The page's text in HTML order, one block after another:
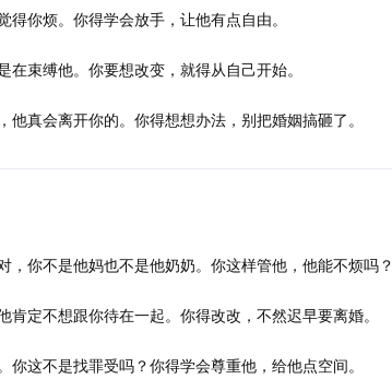
你烦。你得学会放手，让他有点自由。
束缚他。你要想改变，就得从自己开始。
真会离开你的。你得想想办法，别把婚姻搞砸了。
你不是他妈也不是他奶奶。你这样管他，他能不烦吗？
定不想跟你待在一起。你得改改，不然迟早要离婚。
这不是找罪受吗？你得学会尊重他，给他点空间。